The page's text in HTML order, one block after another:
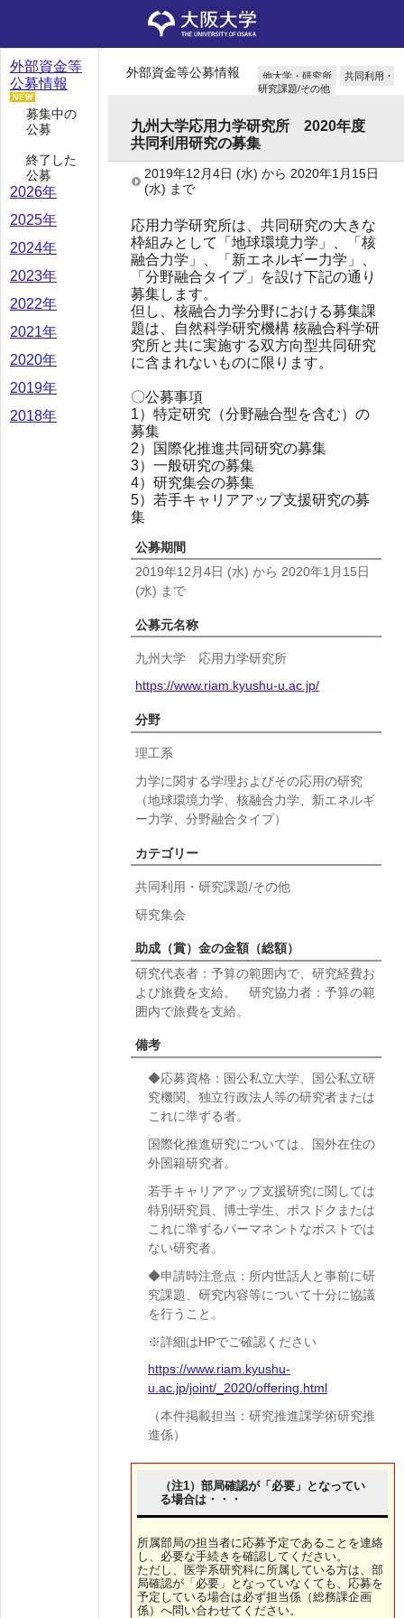
外部資金等
公募情報
募集中の
公募
終了した
公募
2026年
2025年
2024年
2023年
2022年
2021年
2020年
2019年
2018年
外部資金等公募情報 他大学・研究所
共同利用・
研究課題/その他
九州大学応用力学研究所 2020年度
共同利用研究の募集
2019年12月4日 (水) から 2020年1月15日
(水) まで
応用力学研究所は、共同研究の大きな
枠組みとして「地球環境力学」、「核
融合力学」、「新エネルギー力学」、
「分野融合タイプ」を設け下記の通り
募集します。
但し、核融合力学分野における募集課
題は、自然科学研究機構 核融合科学研
究所と共に実施する双方向型共同研究
に含まれないものに限ります。
〇公募事項
1）特定研究（分野融合型を含む）の
募集
2）国際化推進共同研究の募集
3）一般研究の募集
4）研究集会の募集
5）若手キャリアアップ支援研究の募
集
公募期間
2019年12月4日 (水) から 2020年1月15日
(水) まで
公募元名称
九州大学 応用力学研究所
https://www.riam.kyushu-u.ac.jp/
分野
理工系
力学に関する学理およびその応用の研究
（地球環境力学、核融合力学、新エネルギ
ー力学、分野融合タイプ）
カテゴリー
共同利用・研究課題/その他
研究集会
助成（賞）金の金額（総額）
研究代表者：予算の範囲内で、研究経費お
よび旅費を支給。 研究協力者：予算の範
囲内で旅費を支給。
備考
◆応募資格：国公私立大学、国公私立研
究機関、独立行政法人等の研究者または
これに準ずる者。
国際化推進研究については、国外在住の
外国籍研究者。
若手キャリアアップ支援研究に関しては
特別研究員、博士学生、ポスドクまたは
これに準ずるパーマネントなポストでは
ない研究者。
◆申請時注意点：所内世話人と事前に研
究課題、研究内容等について十分に協議
を行うこと。
※詳細はHPでご確認ください
https://www.riam.kyushu-
u.ac.jp/joint/_2020/offering.html
（本件掲載担当：研究推進課学術研究推
進係）
（注1）部局確認が「必要」となってい
る場合は・・・
所属部局の担当者に応募予定であることを連絡
し、必要な手続きを確認してください。
ただし、医学系研究科に所属している方は、部
局確認が「必要」となっていなくても、応募を
予定している場合は必ず担当係（総務課企画
係）へ問い合わせてください。